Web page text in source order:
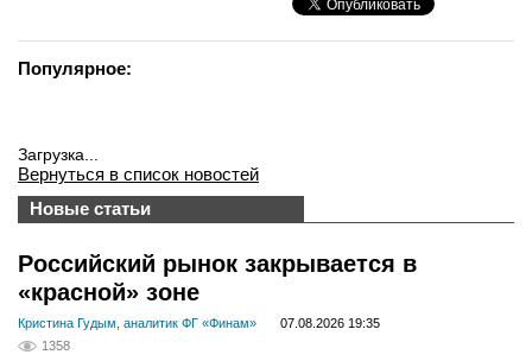
Популярное:
Загрузка...
Вернуться в список новостей
Новые статьи
Российский рынок закрывается в
«красной» зоне
Кристина Гудым, аналитик ФГ «Финам»
07.08.2026 19:35
1358